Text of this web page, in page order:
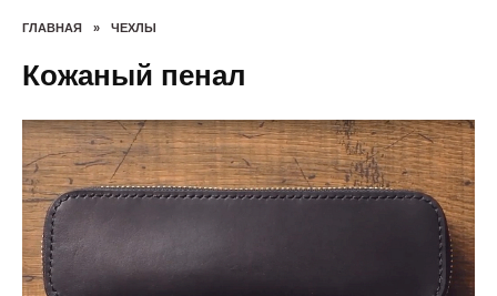
ГЛАВНАЯ » ЧЕХЛЫ
Кожаный пенал